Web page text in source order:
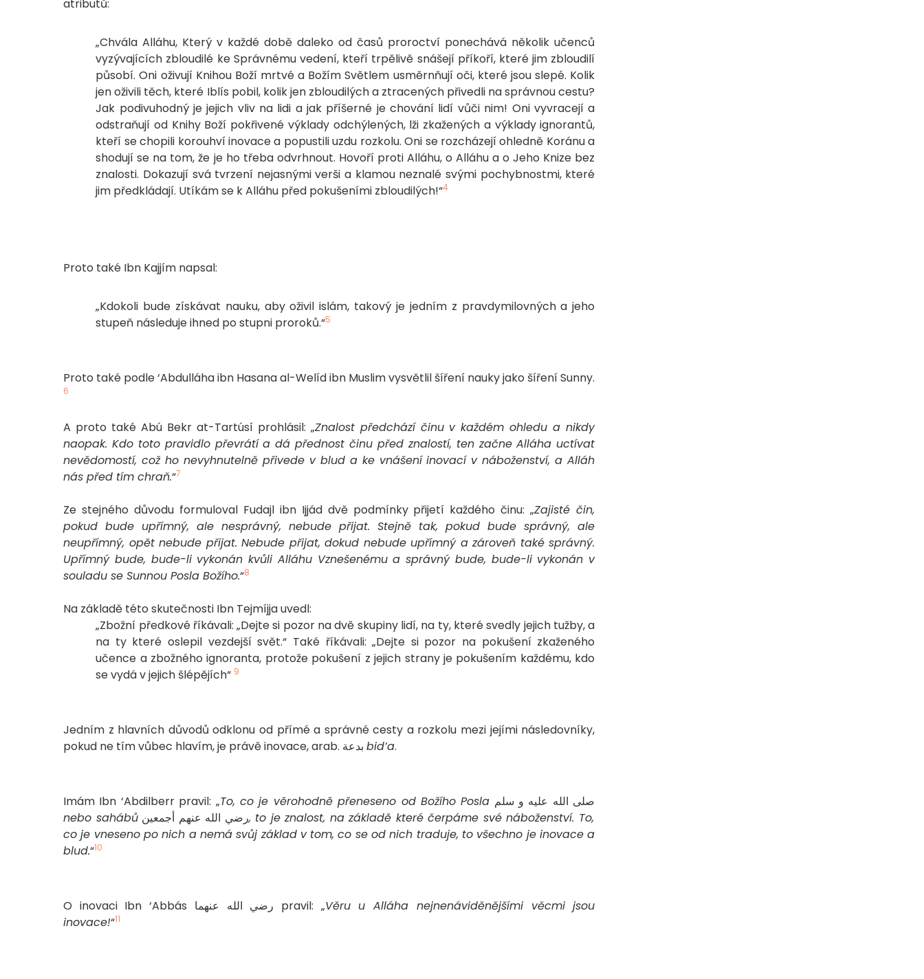
atributů:
„Chvála Alláhu, Který v každé době daleko od časů proroctví ponechává několik učenců
vyzývajících zbloudilé ke Správnému vedení, kteří trpělivě snášejí příkoří, které jim zbloudilí
působí. Oni oživují Knihou Boží mrtvé a Božím Světlem usměrnňují oči, které jsou slepé. Kolik
jen oživili těch, které Iblís pobil, kolik jen zbloudilých a ztracených přivedli na správnou cestu?
Jak podivuhodný je jejich vliv na lidi a jak příšerné je chování lidí vůči nim! Oni vyvracejí a
odstraňují od Knihy Boží pokřivené výklady odchýlených, lži zkažených a výklady ignorantů,
kteří se chopili korouhví inovace a popustili uzdu rozkolu. Oni se rozcházejí ohledně Koránu a
shodují se na tom, že je ho třeba odvrhnout. Hovoří proti Alláhu, o Alláhu a o Jeho Knize bez
znalosti. Dokazují svá tvrzení nejasnými verši a klamou neznalé svými pochybnostmi, které
jim předkládají. Utíkám se k Alláhu před pokušeními zbloudilých!“4
Proto také Ibn Kajjím napsal:
„Kdokoli bude získávat nauku, aby oživil islám, takový je jedním z pravdymilovných a jeho
stupeň následuje ihned po stupni proroků.“5
Proto také podle ‘Abdulláha ibn Hasana al-Welíd ibn Muslim vysvětlil šíření nauky jako šíření Sunny.
6
A proto také Abú Bekr at-Tartúsí prohlásil: „Znalost předchází činu v každém ohledu a nikdy
naopak. Kdo toto pravidlo převrátí a dá přednost činu před znalostí, ten začne Alláha uctívat
nevědomostí, což ho nevyhnutelně přivede v blud a ke vnášení inovací v náboženství, a Alláh
nás před tím chraň.“7
Ze stejného důvodu formuloval Fudajl ibn Ijjád dvě podmínky přijetí každého činu: „Zajisté čin,
pokud bude upřímný, ale nesprávný, nebude přijat. Stejně tak, pokud bude správný, ale
neupřímný, opět nebude přijat. Nebude přijat, dokud nebude upřímný a zároveň také správný.
Upřímný bude, bude-li vykonán kvůli Alláhu Vznešenému a správný bude, bude-li vykonán v
souladu se Sunnou Posla Božího.“8
Na základě této skutečnosti Ibn Tejmíjja uvedl:
„Zbožní předkové říkávali: „Dejte si pozor na dvě skupiny lidí, na ty, které svedly jejich tužby, a
na ty které oslepil vezdejší svět.“ Také říkávali: „Dejte si pozor na pokušení zkaženého
učence a zbožného ignoranta, protože pokušení z jejich strany je pokušením každému, kdo
se vydá v jejich šlépějích“ 9
Jedním z hlavních důvodů odklonu od přímé a správné cesty a rozkolu mezi jejími následovníky,
bid’a.
Imám Ibn ‘Abdilberr pravil: „To, co je věrohodně přeneseno od Božího Posla صلى الله عليه و سلم
nebo sahábů رضي الله عنهم أجمعين, to je znalost, na základě které čerpáme své náboženství. To,
co je vneseno po nich a nemá svůj základ v tom, co se od nich traduje, to všechno je inovace a
blud.“10
O inovaci Ibn ‘Abbás رضي الله عنهما pravil: „Věru u Alláha nejnenáviděnějšími věcmi jsou
inovace!“11